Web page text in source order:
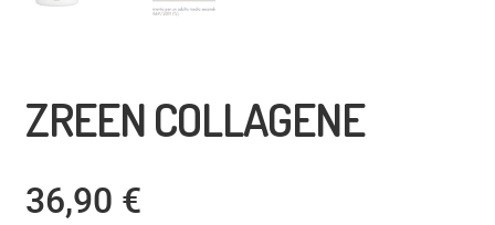
ZREEN COLLAGENE
36,90 €